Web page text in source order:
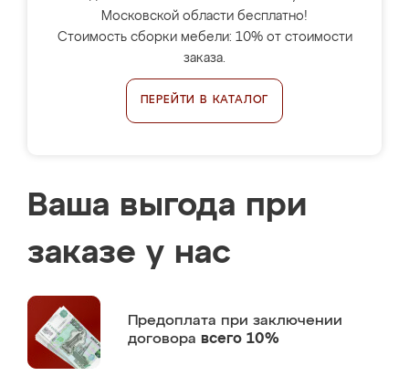
Московской области бесплатно!
Стоимость сборки мебели: 10% от стоимости
заказа.
ПЕРЕЙТИ В КАТАЛОГ
Ваша выгода при
заказе у нас
Предоплата при заключении
договора всего 10%